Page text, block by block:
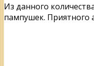
Из данного
пампушек. Приятного